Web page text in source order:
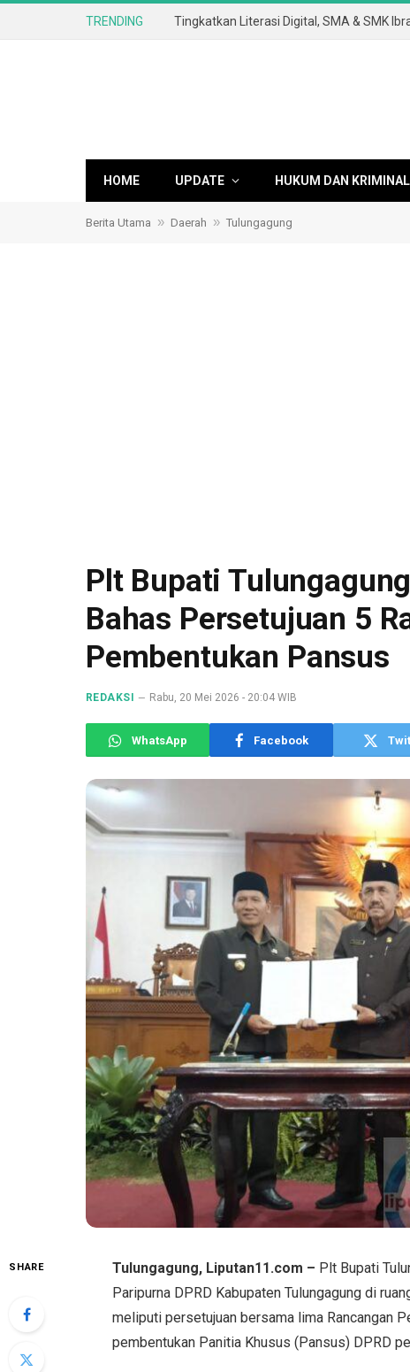
TRENDING
HOME UPDATE HUKUM DAN KRIMINAL
Berita Utama » Daerah » Tulungagung
Plt Bupati
Bahas Persetujuan 5
Pembentukan Pansus
REDAKSI Rabu, 20 Mei 2026 - 20:04 WIB
WhatsApp Facebook
SHARE Tulungagung, Liputan11.com – Plt Bupati
Paripurna DPRD Kabupaten Tulungagung di
meliputi persetujuan bersama lima Rancangan
pembentukan Panitia Khusus (Pansus) DPRD